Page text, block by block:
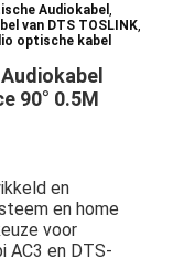
Audiokabel,
van DTS TOSLINK,
optische kabel
90° 0.5M
en
en home
voor
AC3 en DTS-